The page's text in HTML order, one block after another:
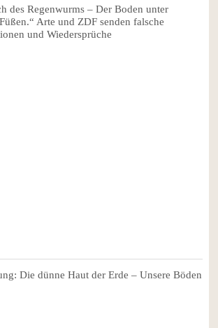
des Regenwurms – Der Boden unter
Arte und ZDF senden falsche
und Wiedersprüche
Die dünne Haut der Erde – Unsere Böden